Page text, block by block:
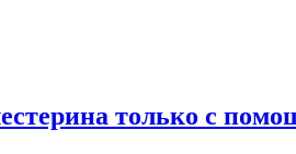
только с